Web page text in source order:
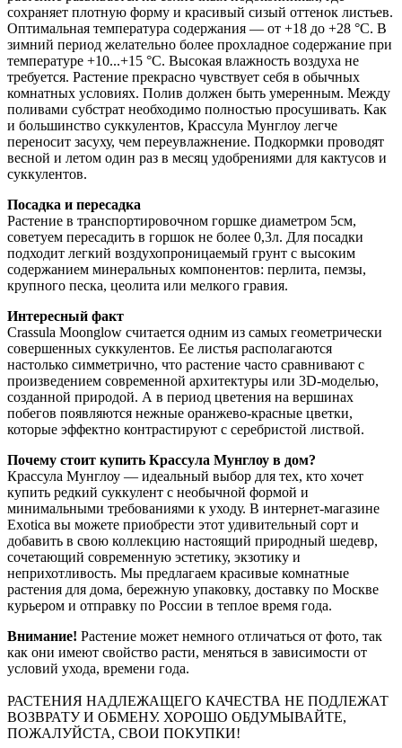
сохраняет плотную форму и красивый сизый оттенок листьев.
Оптимальная температура содержания — от +18 до +28 °C. В
зимний период желательно более прохладное содержание при
температуре +10...+15 °C. Высокая влажность воздуха не
требуется. Растение прекрасно чувствует себя в обычных
комнатных условиях. Полив должен быть умеренным. Между
поливами субстрат необходимо полностью просушивать. Как
и большинство суккулентов, Крассула Мунглоу легче
переносит засуху, чем переувлажнение. Подкормки проводят
весной и летом один раз в месяц удобрениями для кактусов и
суккулентов.
Посадка и пересадка
Растение в транспортировочном горшке диаметром 5см,
советуем пересадить в горшок не более 0,3л. Для посадки
подходит легкий воздухопроницаемый грунт с высоким
содержанием минеральных компонентов: перлита, пемзы,
крупного песка, цеолита или мелкого гравия.
Интересный факт
Crassula Moonglow считается одним из самых геометрически
совершенных суккулентов. Ее листья располагаются
настолько симметрично, что растение часто сравнивают с
произведением современной архитектуры или 3D-моделью,
созданной природой. А в период цветения на вершинах
побегов появляются нежные оранжево-красные цветки,
которые эффектно контрастируют с серебристой листвой.
Почему стоит купить Крассула Мунглоу в дом?
Крассула Мунглоу — идеальный выбор для тех, кто хочет
купить редкий суккулент с необычной формой и
минимальными требованиями к уходу. В интернет-магазине
Exotica вы можете приобрести этот удивительный сорт и
добавить в свою коллекцию настоящий природный шедевр,
сочетающий современную эстетику, экзотику и
неприхотливость. Мы предлагаем красивые комнатные
растения для дома, бережную упаковку, доставку по Москве
курьером и отправку по России в теплое время года.
Внимание! Растение может немного отличаться от фото, так
как они имеют свойство расти, меняться в зависимости от
условий ухода, времени года.
РАСТЕНИЯ НАДЛЕЖАЩЕГО КАЧЕСТВА НЕ ПОДЛЕЖАТ
ВОЗВРАТУ И ОБМЕНУ. ХОРОШО ОБДУМЫВАЙТЕ,
ПОЖАЛУЙСТА, СВОИ ПОКУПКИ!